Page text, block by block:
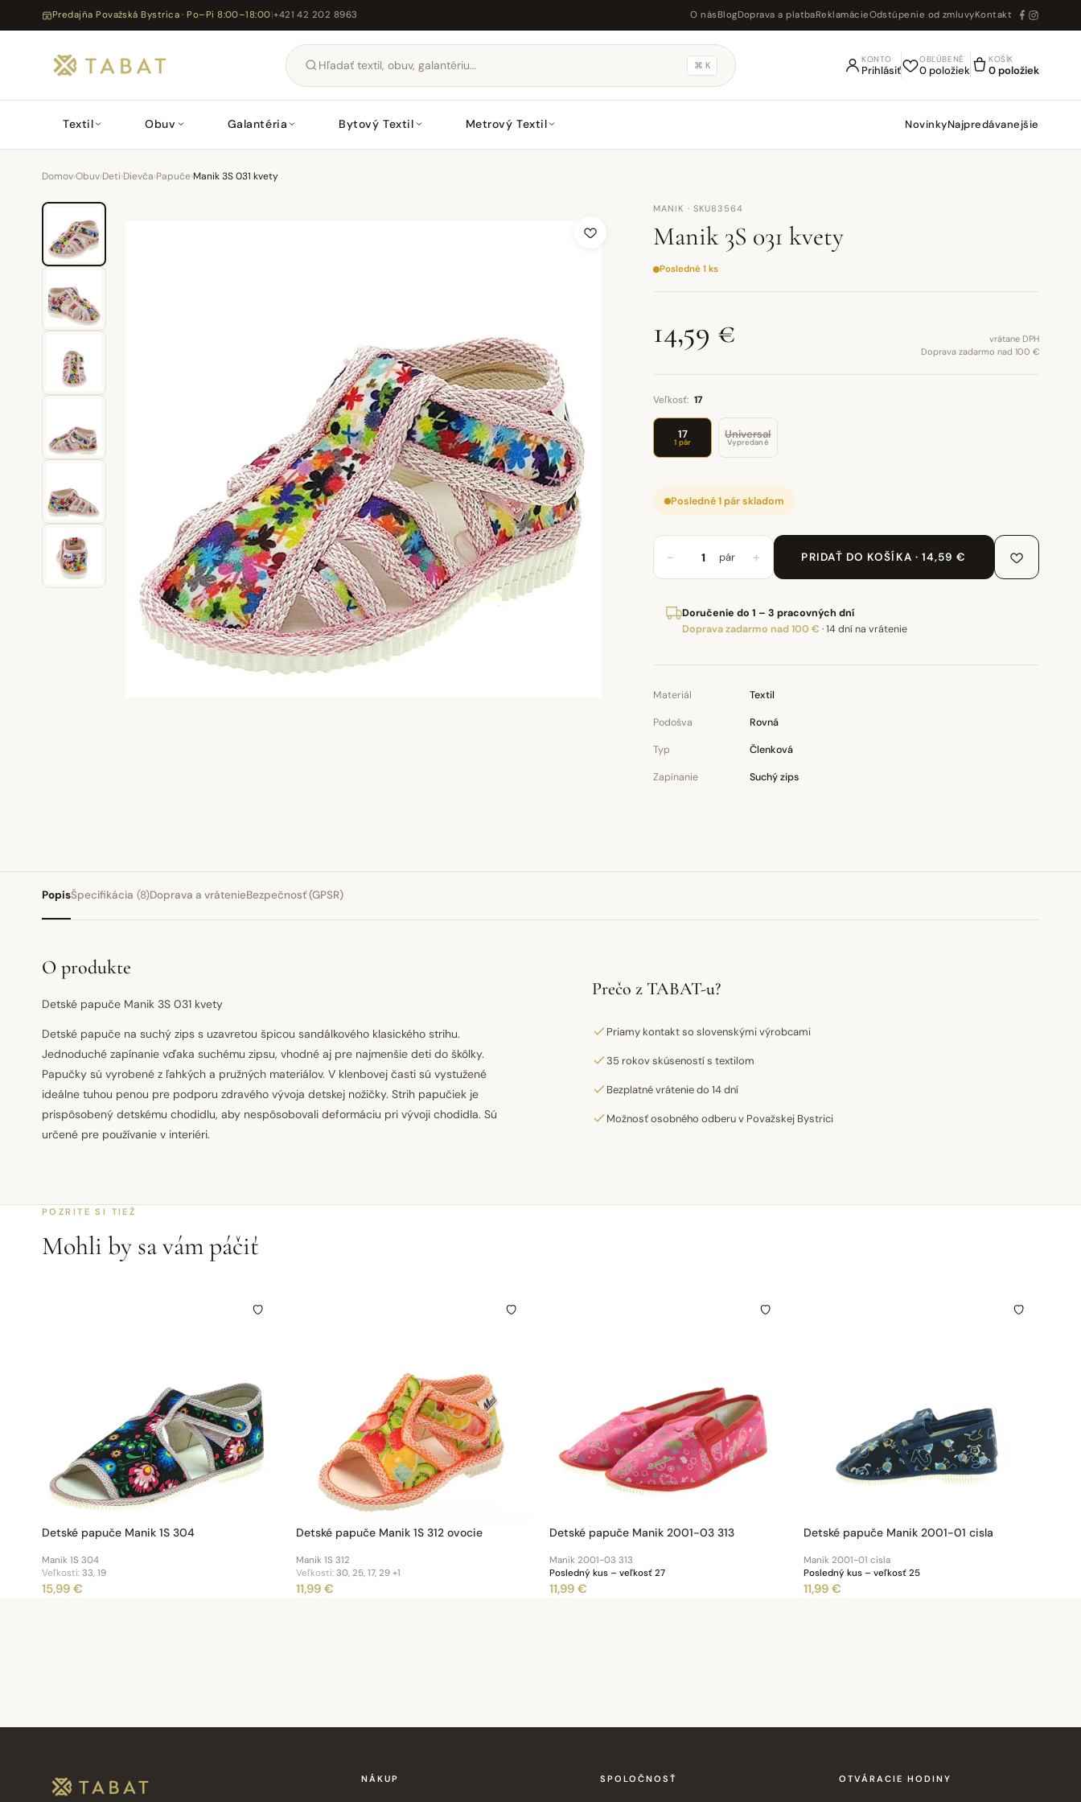
Predajňa Považská Bystrica · Po–Pi 8:00–18:00|+421 42 202 8963 O nás BlogDoprava a platbaReklamácieOdstúpenie od zmluvyKontakt
⌘ K
KONTO
Prihlásiť
OBĽÚBENÉ
0 položiek
KOŠÍK
0 položiek
Textil Obuv Galantéria Bytový Textil Metrový Textil NovinkyNajpredávanejšie
Domov›Obuv›Deti›Dievča›Papuče›Manik 3S 031 kvety
MANIK · SKU83564
Manik 3S 031 kvety
Posledné 1 ks
14,59 €
vrátane DPH
Doprava zadarmo nad 100 €
Veľkosť: 17
17
1 pár
Universal
Vypredané
Posledné 1 pár skladom
− pár + PRIDAŤ DO KOŠÍKA · 14,59 €
Doručenie do 1 – 3 pracovných dní
Doprava zadarmo nad 100 € ·14 dní na vrátenie
Materiál Textil
Podošva Rovná
Typ Členková
Zapínanie Suchý zips
PopisŠpecifikácia (8)Doprava a vrátenieBezpečnosť (GPSR)
O produkte
Detské papuče Manik 3S 031 kvety
Detské papuče na suchý zips s uzavretou špicou sandálkového klasického strihu.
Jednoduché zapínanie vďaka suchému zipsu, vhodné aj pre najmenšie deti do škôlky.
Papučky sú vyrobené z ľahkých a pružných materiálov. V klenbovej časti sú vystužené
ideálne tuhou penou pre podporu zdravého vývoja detskej nožičky. Strih papučiek je
prispôsobený detskému chodidlu, aby nespôsobovali deformáciu pri vývoji chodidla. Sú
určené pre používanie v interiéri.
Prečo z TABAT-u?
Priamy kontakt so slovenskými výrobcami
35 rokov skúseností s textilom
Bezplatné vrátenie do 14 dní
Možnosť osobného odberu v Považskej Bystrici
POZRITE SI TIEŽ
Mohli by sa vám páčiť
Detské papuče Manik 1S 304
Manik 1S 304
Veľkosti: 33, 19
15,99 €
Detské papuče Manik 1S 312 ovocie
Manik 1S 312
Veľkosti:30, 25, 17, 29+1
11,99 €
Detské papuče Manik 2001-03 313
Manik 2001-03 313
Posledný kus – veľkosť 27
11,99 €
Detské papuče Manik 2001-01 cisla
Manik 2001-01 cisla
Posledný kus – veľkosť 25
11,99 €
NÁKUP SPOLOČNOSŤ OTVÁRACIE HODINY